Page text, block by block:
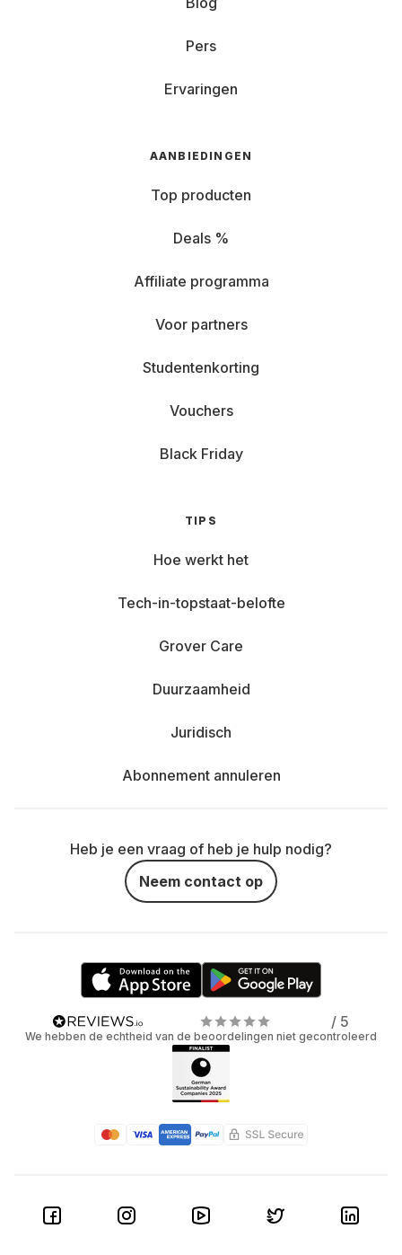
Pers
Ervaringen
AANBIEDINGEN
Top producten
Deals %
Affiliate programma
Voor partners
Studentenkorting
Vouchers
Black Friday
TIPS
Hoe werkt het
Tech-in-topstaat-belofte
Grover Care
Duurzaamheid
Juridisch
Abonnement annuleren
Heb je een vraag of heb je hulp nodig?
Neem contact op
/ 5
We hebben de echtheid van de beoordelingen niet gecontroleerd